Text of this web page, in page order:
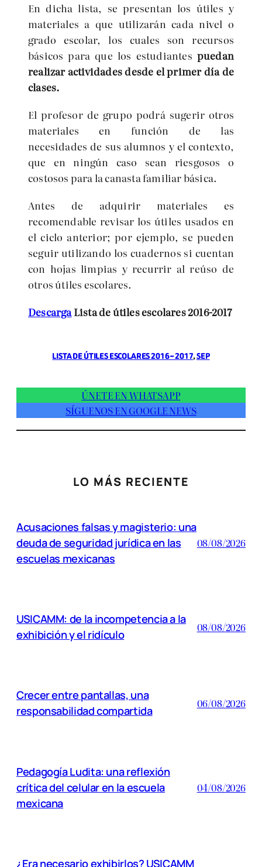
En dicha lista, se presentan los útiles y
materiales a que utilizarán cada nivel o
grado escolar, los cuales son recursos
básicos para que los estudiantes puedan
realizar actividades desde el primer día de
clases.
El profesor de grupo podrá sugerir otros
materiales en función de las
necesidades de sus alumnos y el contexto,
que en ningún caso sean riesgosos o
costosos para la canasta familiar básica.
Antes de adquirir materiales es
recomendable revisar los útiles usados en
el ciclo anterior; por ejemplo, se pueden
seguir utilizando los cuadernos si cuentan
con hojas limpias y recurrir al reúso de
otros útiles escolares.
DescargaLista de útiles escolares 2016-2017
LISTA DE ÚTILES ESCOLARES 2016 – 2017, SEP
ÚNETE EN WHATSAPP
SÍGUENOS EN GOOGLE NEWS
LO MÁS RECIENTE
Acusaciones falsas y magisterio: una
deuda de seguridad jurídica en las
escuelas mexicanas
08/08/2026
USICAMM: de la incompetencia a la
exhibición y el ridículo
08/08/2026
Crecer entre pantallas, una
responsabilidad compartida
06/08/2026
Pedagogía Ludita: una reflexión
crítica del celular en la escuela
mexicana
04/08/2026
¿Era necesario exhibirlos? USICAMM